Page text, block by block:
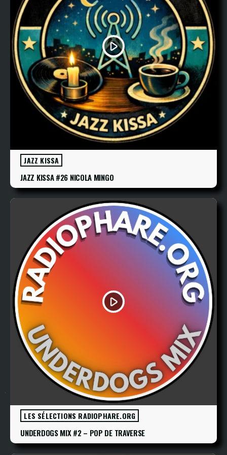
play_arrow
JAZZ KISSA
JAZZ KISSA #26 NICOLA MINGO
play_arrow
LES SÉLECTIONS RADIOPHARE.ORG
UNDERDOGS MIX #2 – POP DE TRAVERSE